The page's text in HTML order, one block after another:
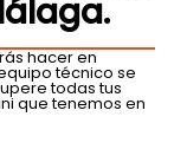
hacer en
técnico se
todas tus
que tenemos en